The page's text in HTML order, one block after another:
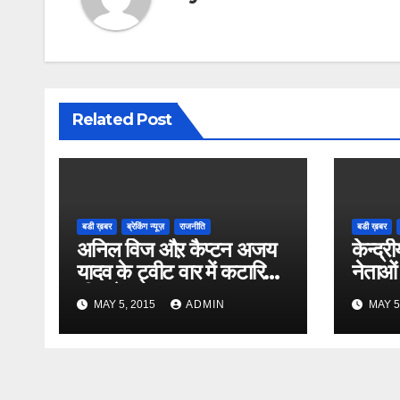
Related Post
बडी ख़बर ब्रेकिंग न्यूज़ राजनीति
अनिल विज औऱ कैप्टन अजय
यादव के ट्वीट वार में कटारिया
भी कूदे
MAY 5, 2015 ADMIN
बडी ख़बर
नेताओं
MAY